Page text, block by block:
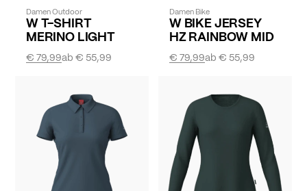
Damen Outdoor
W T-SHIRT
MERINO LIGHT
ab€ 55,99
€ 79,99
Damen Bike
W BIKE JERSEY
HZ RAINBOW MID
ab€ 55,99
€ 79,99